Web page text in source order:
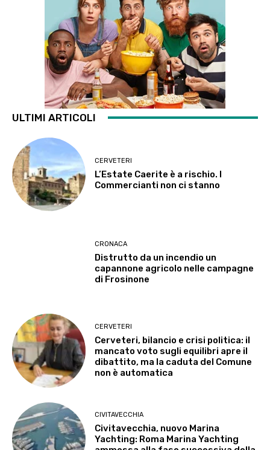
ULTIMI ARTICOLI
CERVETERI
L’Estate Caerite è a rischio. I
Commercianti non ci stanno
CRONACA
Distrutto da un incendio un
capannone agricolo nelle campagne
di Frosinone
CERVETERI
Cerveteri, bilancio e crisi politica: il
mancato voto sugli equilibri apre il
dibattito, ma la caduta del Comune
non è automatica
CIVITAVECCHIA
Civitavecchia, nuovo Marina
Yachting: Roma Marina Yachting